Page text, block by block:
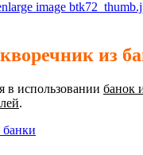
из
в использовании банок
.